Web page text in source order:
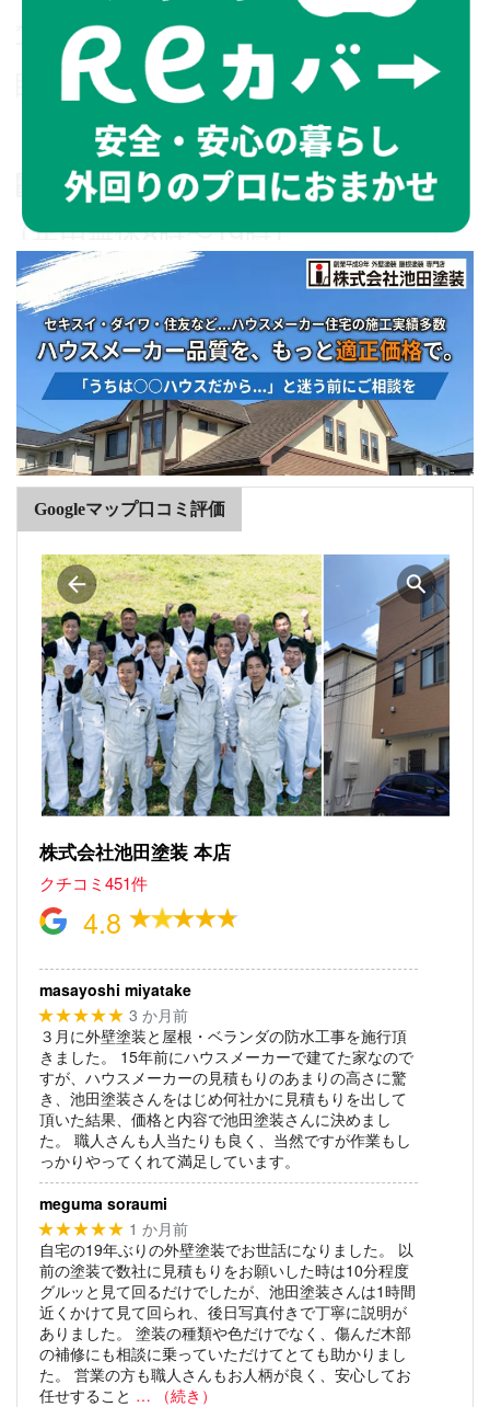
Googleマップ口コミ評価
株式会社池田塗装 本店
クチコミ451件
4.8
masayoshi miyatake
★★★★★ 3 か月前
３月に外壁塗装と屋根・ベランダの防水工事を施行頂
きました。
15年前にハウスメーカーで建てた家なので
すが、ハウスメーカーの見積もりのあまりの高さに驚
き、池田塗装さんをはじめ何社かに見積もりを出して
頂いた結果、価格と内容で池田塗装さんに決めまし
た。
職人さんも人当たりも良く、当然ですが作業もし
っかりやってくれて満足しています。
meguma soraumi
★★★★★ 1 か月前
自宅の19年ぶりの外壁塗装でお世話になりました。
以
前の塗装で数社に見積もりをお願いした時は10分程度
グルッと見て回るだけでしたが、池田塗装さんは1時間
近くかけて見て回られ、後日写真付きで丁寧に説明が
ありました。
塗装の種類や色だけでなく、傷んだ木部
の補修にも相談に乗っていただけてとても助かりまし
た。
営業の方も職人さんもお人柄が良く、安心してお
任せすること … （続き）